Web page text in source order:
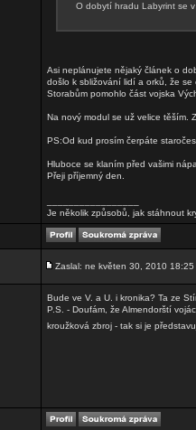
O dobytí hradu Labyrint se
Asi neplánujete nějaký článek o
došlo k sbližování lidí a orků, že
Storabům pomohlo část vojska
Na nový modul se už velice těším.
PS:Od kud prosím čerpáte
Hluboce se klaním před vašimi
Přeji příjemný den.
Je několik způsobů, jak stáhnout
Zaslal: ne květen 30, 2010 18:25
Bude ve V. a U. i kronika? Ta ze
P.S. - Doufám, že Almendorští
kroužková zbroj - tak si je